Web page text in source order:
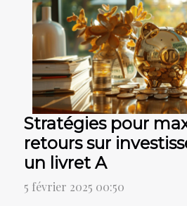
Stratégies pour
retours sur
un livret A
5 février 2025 00:50